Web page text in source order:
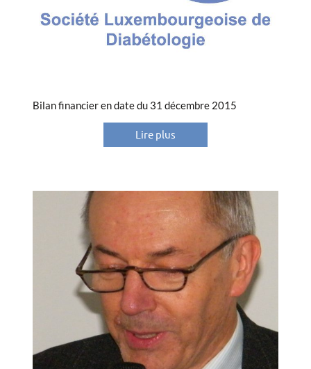
Bilan financier en date du 31 décembre 2015
Lire plus